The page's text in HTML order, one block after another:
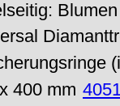
400 mm